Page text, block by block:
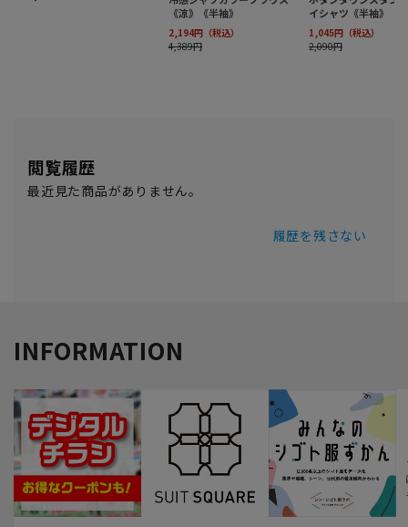
閲覧履歴
最近見た商品がありません。
履歴を残さない
INFORMATION